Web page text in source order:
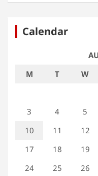
Calendar
M
T W
3
4 5
10
11 12
17
18 19
24
25 26